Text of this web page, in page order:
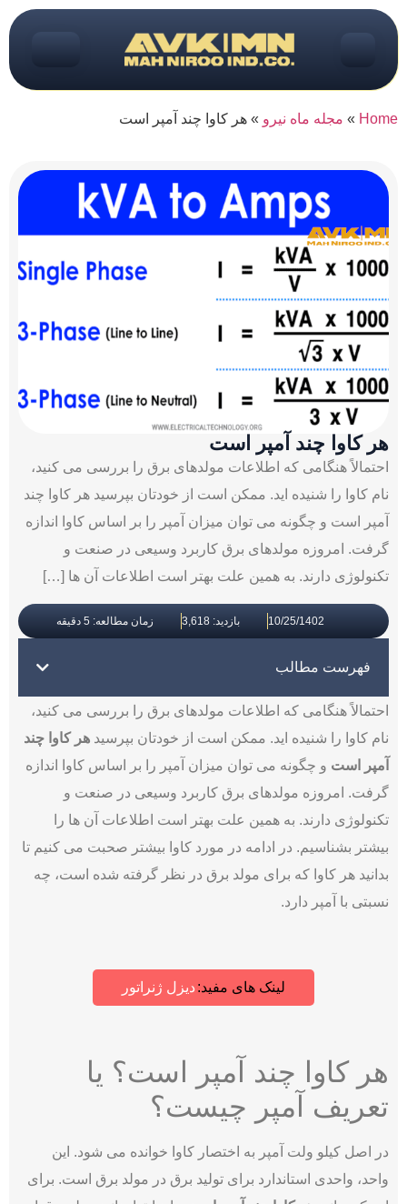
Home
» مجله ماه نیرو » هر کاوا چند آمپر است
هر کاوا چند آمپر است
احتمالاً هنگامی که اطلاعات مولدهای برق را بررسی می کنید،
نام کاوا را شنیده اید. ممکن است از خودتان بپرسید هر کاوا چند
آمپر است و چگونه می توان میزان آمپر را بر اساس کاوا اندازه
گرفت. امروزه مولدهای برق کاربرد وسیعی در صنعت و
تکنولوژی دارند. به همین علت بهتر است اطلاعات آن ها […]
10/25/1402 بازدید: 3,618 زمان مطالعه: 5 دقیقه
فهرست مطالب
احتمالاً هنگامی که اطلاعات مولدهای برق را بررسی می کنید،
نام کاوا را شنیده اید. ممکن است از خودتان بپرسید هر کاوا چند
آمپر است و چگونه می توان میزان آمپر را بر اساس کاوا اندازه
گرفت. امروزه مولدهای برق کاربرد وسیعی در صنعت و
تکنولوژی دارند. به همین علت بهتر است اطلاعات آن ها را
بیشتر بشناسیم. در ادامه در مورد کاوا بیشتر صحبت می کنیم تا
بدانید هر کاوا که برای مولد برق در نظر گرفته شده است، چه
نسبتی با آمپر دارد.
لینک های مفید: دیزل ژنراتور
هر کاوا چند آمپر است؟ یا
تعریف آمپر چیست؟
در اصل کیلو ولت آمپر به اختصار کاوا خوانده می شود. این
واحد، واحدی استاندارد برای تولید برق در مولد برق است. برای